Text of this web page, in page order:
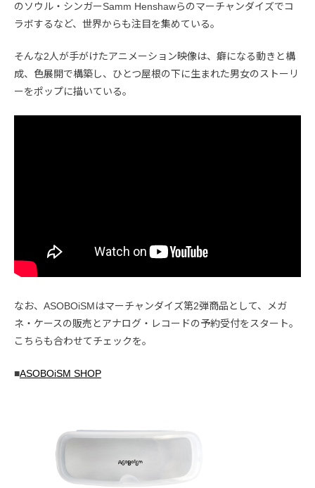
のソウル・シンガーSamm Henshawらのマーチャンダイズでコ
ラボするなど、世界からも注目を集めている。
そんな2人が手がけたアニメーション映像は、癖になる動きと構
成、色展開で構築し、ひとつ屋根の下に生まれた男女のストーリ
ーをポップに描いている。
なお、ASOBOiSMはマーチャンダイズ第2弾商品として、メガ
ネ・ケースの販売とアナログ・レコードの予約受付をスタート。
こちらも合わせてチェックを。
■ASOBOiSM SHOP